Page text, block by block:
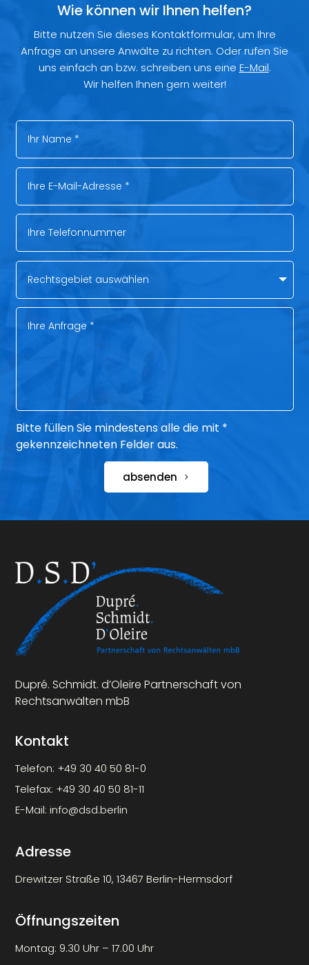
Wie können wir Ihnen helfen?
Bitte nutzen Sie dieses Kontaktformular, um Ihre
Anfrage an unsere Anwälte zu richten. Oder rufen Sie
uns einfach an bzw. schreiben uns eine E-Mail.
Wir helfen Ihnen gern weiter!
Bitte füllen Sie mindestens alle die mit *
gekennzeichneten Felder aus.
absenden
Dupré. Schmidt. d’Oleire Partnerschaft von
Rechtsanwälten mbB
Kontakt
Telefon: +49 30 40 50 81-0
Telefax: +49 30 40 50 81-11
E-Mail:info@dsd.berlin
Adresse
Drewitzer Straße 10, 13467 Berlin-Hermsdorf
Öffnungszeiten
Montag: 9.30 Uhr – 17.00 Uhr